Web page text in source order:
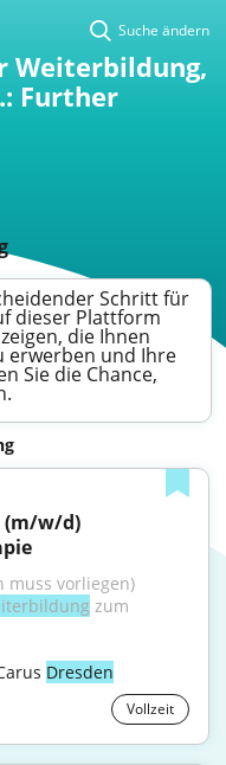
Suche ändern
Weiterbildung,
Further
Schritt für
dieser Plattform
die Ihnen
erwerben und Ihre
Sie die Chance,
(m/w/d)
muss vorliegen)
zum
Dresden
Vollzeit